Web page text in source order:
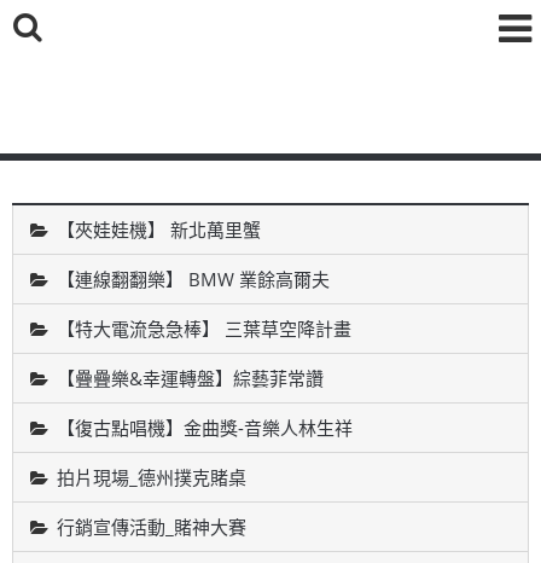
【夾娃娃機】 新北萬里蟹
【連線翻翻樂】 BMW 業餘高爾夫
【特大電流急急棒】 三葉草空降計畫
【疊疊樂&幸運轉盤】綜藝菲常讚
【復古點唱機】金曲獎-音樂人林生祥
拍片現場_德州撲克賭桌
行銷宣傳活動_賭神大賽